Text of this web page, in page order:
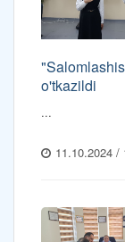
o'tkazildi
...
11.10.2024 /